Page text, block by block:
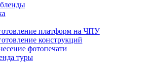
платформ на ЧПУ
конструкций
фотопечати
туры